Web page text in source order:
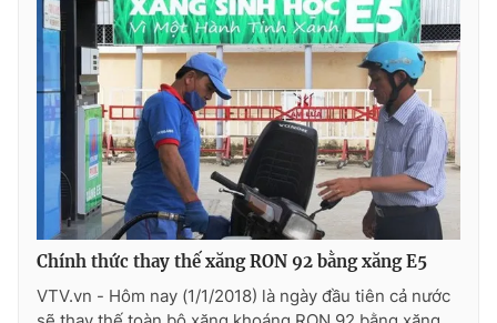
VTV Sức khoẻ Bất động sản
Thị trường 24h Tấm lòng Việt
VTV4 Vươn mình bằng AI
VTV9 VTV8
Liên hệ tòa soạn English
Chính thức thay thế xăng RON 92 bằng xăng E5
VTV.vn - Hôm nay (1/1/2018) là ngày đầu tiên cả nước